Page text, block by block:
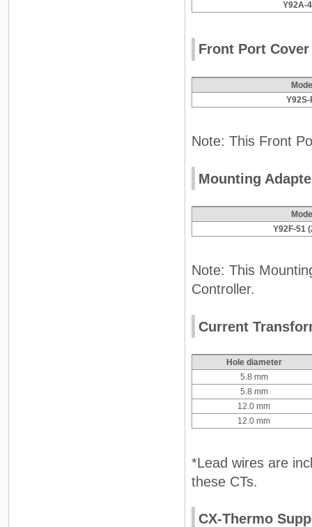
Y92A-
Front Port Cover
Y92S-
Note: This Front
Mounting
Y92F-51
Note: This
Controller.
Current
Hole diameter
5.8 mm
5.8 mm
12.0 mm
12.0 mm
*Lead wires are
these CTs.
CX-Thermo